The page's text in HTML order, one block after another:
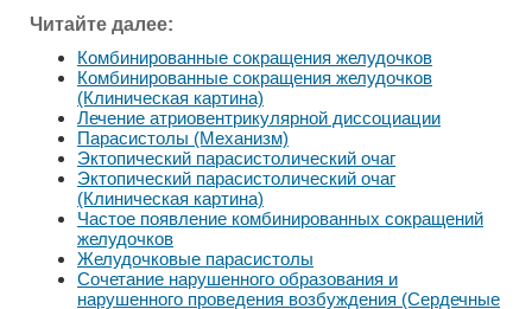
Читайте далее:
Комбинированные сокращения желудочков
Комбинированные сокращения желудочков
(Клиническая картина)
Лечение атриовентрикулярной диссоциации
Парасистолы (Механизм)
Эктопический парасистолический очаг
Эктопический парасистолический очаг
(Клиническая картина)
Частое появление комбинированных сокращений
желудочков
Желудочковые парасистолы
Сочетание нарушенного образования и
нарушенного проведения возбуждения (Сердечные